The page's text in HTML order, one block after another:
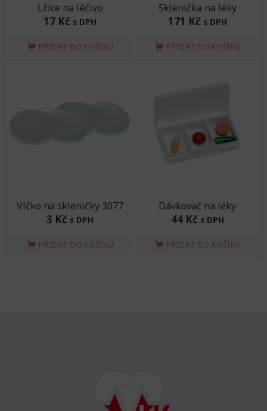
Lžíce na léčivo
17 Kč s DPH
PŘIDAT DO KOŠÍKU
Sklenička na léky
171 Kč s DPH
PŘIDAT DO KOŠÍKU
Víčko na skleničky 3077
3 Kč s DPH
PŘIDAT DO KOŠÍKU
Dávkovač na léky
44 Kč s DPH
PŘIDAT DO KOŠÍKU